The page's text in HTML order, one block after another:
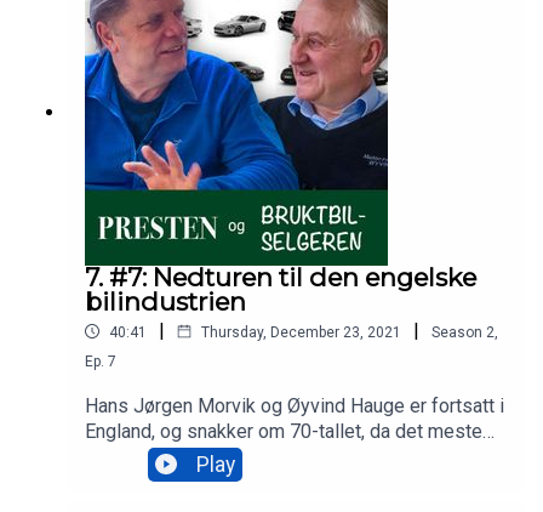
7. #7: Nedturen til den engelske
bilindustrien
40:41 | Thursday, December 23, 2021 | Season 2,
Ep. 7
Hans Jørgen Morvik og Øyvind Hauge er fortsatt i
England, og snakker om 70-tallet, da det meste
gikk galt for engelsk bilindustri.
Play